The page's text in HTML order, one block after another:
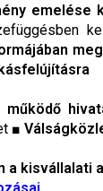
emelése
működő
■
a kisvállalati